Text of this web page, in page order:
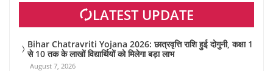
LATEST UPDATE
Bihar Chatravriti Yojana 2026: छात्रवृत्ति राशि हुई दोगुनी, कक्षा 1
से 10 तक के लाखों विद्यार्थियों को मिलेगा बड़ा लाभ
August 7, 2026